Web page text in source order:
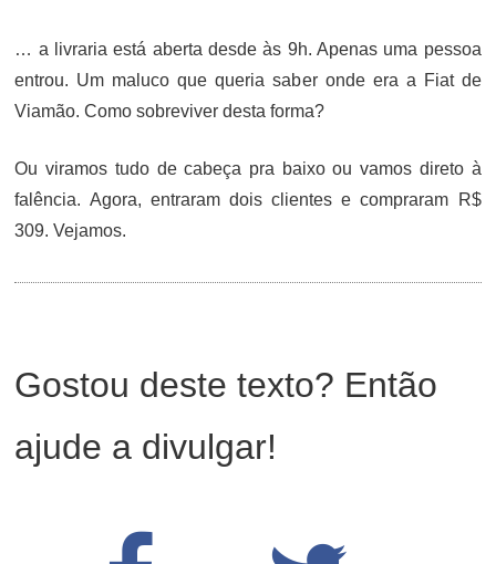
… a livraria está aberta desde às 9h. Apenas uma pessoa
entrou. Um maluco que queria saber onde era a Fiat de
Viamão. Como sobreviver desta forma?
Ou viramos tudo de cabeça pra baixo ou vamos direto à
falência. Agora, entraram dois clientes e compraram R$
309. Vejamos.
Gostou deste texto? Então
ajude a divulgar!